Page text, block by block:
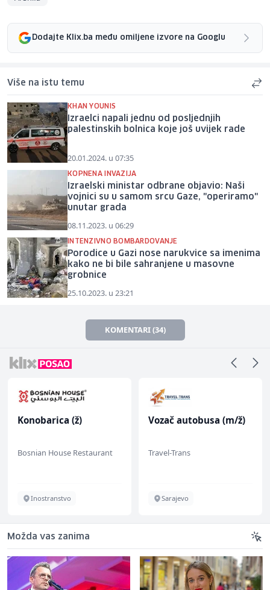
Dodajte Klix.ba među omiljene izvore na Googlu
Više na istu temu
KHAN YOUNIS
Izraelci napali jednu od posljednjih
palestinskih bolnica koje još uvijek rade
20.01.2024. u 07:35
KOPNENA INVAZIJA
Izraelski ministar odbrane objavio: Naši
vojnici su u samom srcu Gaze, "operiramo"
unutar grada
08.11.2023. u 06:29
INTENZIVNO BOMBARDOVANJE
Porodice u Gazi nose narukvice sa imenima
kako ne bi bile sahranjene u masovne
grobnice
25.10.2023. u 23:21
KOMENTARI (34)
Konobarica (ž)
Bosnian House Restaurant
Inostranstvo
Vozač autobusa (m/ž)
Travel-Trans
Sarajevo
Možda vas zanima